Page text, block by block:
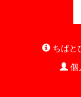
ちばと
個